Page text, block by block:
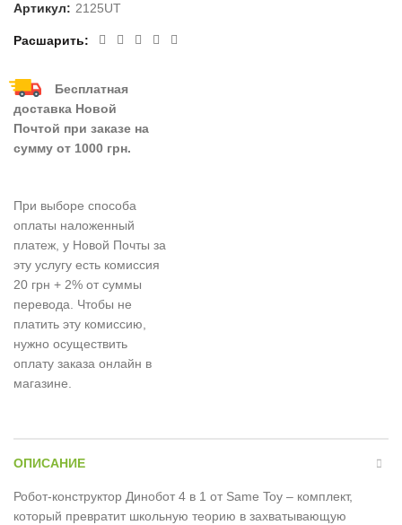
Артикул: 2125UT
Расшарить
Бесплатная
доставка Новой
Почтой при заказе на
сумму от 1000 грн.
При выборе способа
оплаты наложенный
платеж, у Новой Почты за
эту услугу есть комиссия
20 грн + 2% от суммы
перевода. Чтобы не
платить эту комиссию,
нужно осуществить
оплату заказа онлайн в
магазине.
ОПИСАНИЕ
Робот-конструктор Динобот 4 в 1 от Same Toy – комплект,
который превратит школьную теорию в захватывающую